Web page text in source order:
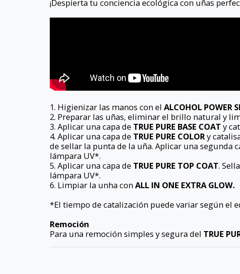
¡Despierta tu conciencia ecológica con uñas
1. Higienizar las manos con el ALCOHOL POWER
2. Preparar las uñas, eliminar el brillo natural y
3. Aplicar una capa de TRUE PURE BASE COAT y
4. Aplicar una capa de TRUE PURE COLORy
de sellar la punta de la uña. Aplicar una segunda
lámpara UV*.
5. Aplicar una capa de TRUE PURE TOP COAT.
lámpara UV*.
6. Limpiar la unha conALL IN ONE EXTRA GLOW.
*El tiempo de catalización puede variar según el
Remoción
Para una remoción simples y segura del TRUE